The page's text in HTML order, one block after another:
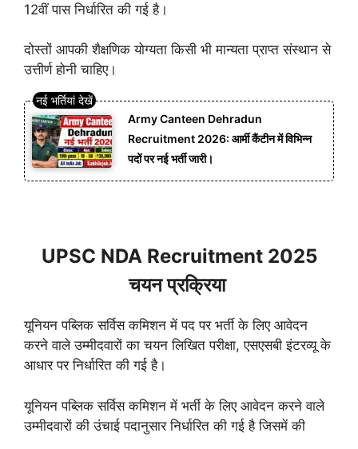
12वीं पास निर्धारित की गई है।
दोस्तों आपकी शैक्षणिक योग्यता किसी भी मान्यता प्राप्त संस्थान से
उत्तीर्ण होनी चाहिए।
Army Canteen Dehradun
Recruitment 2026: आर्मी कैंटीन में विभिन्न
पदों पर नई भर्ती जारी।
UPSC NDA Recruitment 2025
चयन प्रक्रिया
यूनियन पब्लिक सर्विस कमिशन में पद पर भर्ती के लिए आवेदन
करने वाले उम्मीदवारों का चयन लिखित परीक्षा, एसएसबी इंटरव्यू के
आधार पर निर्धारित की गई है।
यूनियन पब्लिक सर्विस कमिशन में भर्ती के लिए आवेदन करने वाले
उम्मीदवारों की उंचाई पदानुसार निर्धारित की गई है जिसमें की